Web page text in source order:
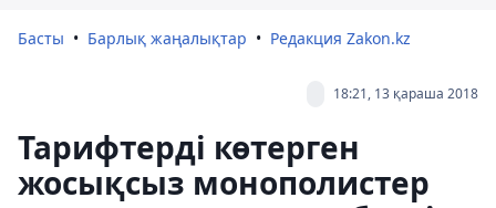
Басты Барлық жаңалықтар Редакция Zakon.kz
18:21, 13 қараша 2018
Тарифтерді көтерген
жосықсыз монополистер